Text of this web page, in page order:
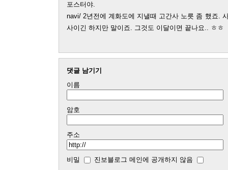
포스터야.
navi/ 2년전에 계화도에 지낼때 고간사 노릇 좀 했죠.
사이긴 하지만 말이죠. 그것도 이달이면 끝나요.. ㅎㅎ
댓글 남기기
이름
암호
주소
비밀
진보블로그 메인에 공개하지 않음